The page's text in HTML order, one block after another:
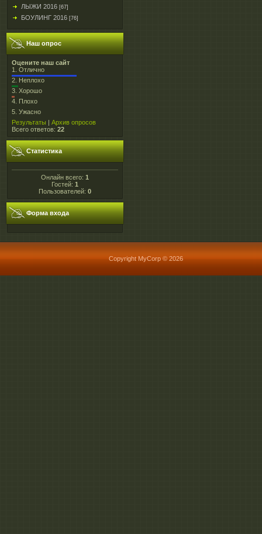
ЛЫЖИ 2016 [67]
БОУЛИНГ 2016 [76]
Наш опрос
Оцените наш сайт
1. Отлично
2. Неплохо
3. Хорошо
4. Плохо
5. Ужасно
Результаты | Архив опросов
Всего ответов: 22
Статистика
Онлайн всего: 1
Гостей: 1
Пользователей: 0
Форма входа
Copyright MyCorp © 2026